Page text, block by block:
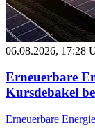
06.08.2026, 17:28
Erneuerbare
Kursdebakel
Erneuerbare